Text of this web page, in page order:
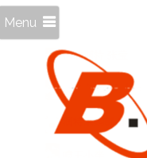
Menu